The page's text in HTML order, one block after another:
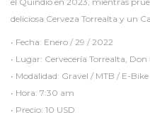
deliciosa Cerveza Torrealta y un
• Fecha: Enero / 29 / 2022
• Lugar: Cervecería Torrealta, Don
• Modalidad: Gravel / MTB / E-Bike
• Hora: 7:30 am
• Precio: 10 USD